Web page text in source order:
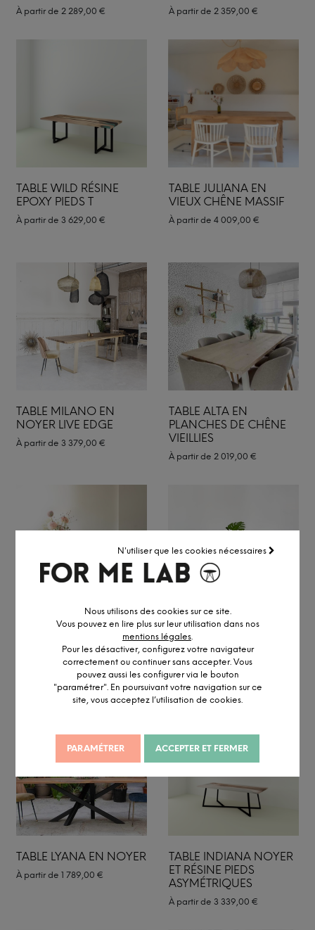
N'utiliser que les cookies nécessaires
Nous utilisons des cookies sur ce site.
Vous pouvez en lire plus sur leur utilisation dans nos
mentions légales
Pour les désactiver, configurez votre navigateur
correctement ou continuer sans accepter. Vous
pouvez aussi les configurer via le bouton
"paramétrer". En poursuivant votre navigation sur ce
site, vous acceptez l’utilisation de cookies.
PARAMÉTRER ACCEPTER ET FERMER
À partir de 2 289,00 € À partir de 2 359,00 €
TABLE WILD RÉSINE
EPOXY PIEDS T
À partir de 3 629,00 €
TABLE JULIANA EN
VIEUX CHÊNE MASSIF
À partir de 4 009,00 €
TABLE MILANO EN
NOYER LIVE EDGE
À partir de 3 379,00 €
TABLE ALTA EN
PLANCHES DE CHÊNE
VIEILLIES
À partir de 2 019,00 €
TABLE BRÊME EN
CHÊNE MASSIF ET PIEDS
2 539,00€
TABLE HAMBOURG EN
CHÊNE MASSIF
À partir de2 419,00€
TABLE LYANA EN NOYER
À partir de 1 789,00 €
TABLE INDIANA NOYER
ET RÉSINE PIEDS
ASYMÉTRIQUES
À partir de 3 339,00 €